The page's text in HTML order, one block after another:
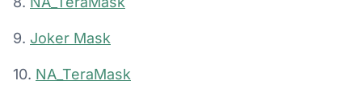
9. Joker Mask
10. NA_TeraMask